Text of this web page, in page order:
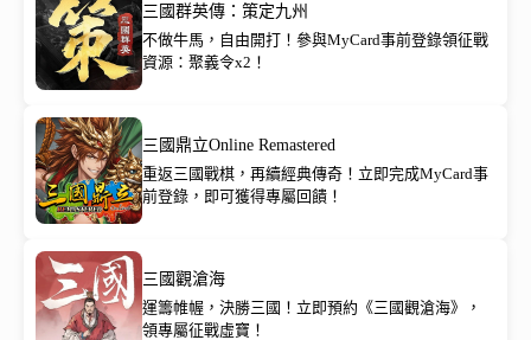
三國群英傳：策定九州
不做牛馬，自由開打！參與MyCard事前登錄領征戰
資源：聚義令x2！
三國鼎立Online Remastered
重返三國戰棋，再續經典傳奇！立即完成MyCard事
前登錄，即可獲得專屬回饋！
三國觀滄海
運籌帷幄，決勝三國！立即預約《三國觀滄海》，
領專屬征戰虛寶！